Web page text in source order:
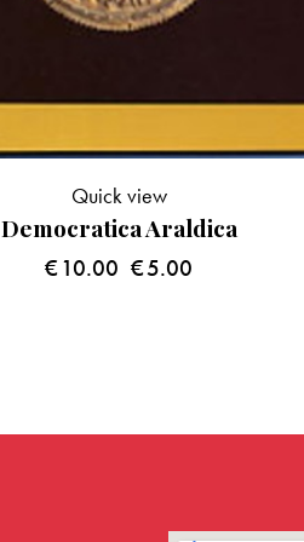
Democratica Araldica
€10.00 €5.00
Quick view